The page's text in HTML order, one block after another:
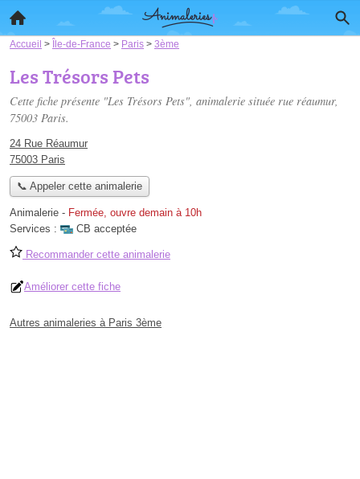
Accueil > Île-de-France > Paris > 3ème
Les Trésors Pets
Cette fiche présente "Les Trésors Pets", animalerie située rue réaumur,
75003 Paris.
24 Rue Réaumur
75003 Paris
📞 Appeler cette animalerie
Animalerie - Fermée, ouvre demain à 10h
Services :
CB acceptée
Recommander cette animalerie
Améliorer cette fiche
Autres animaleries à Paris 3ème